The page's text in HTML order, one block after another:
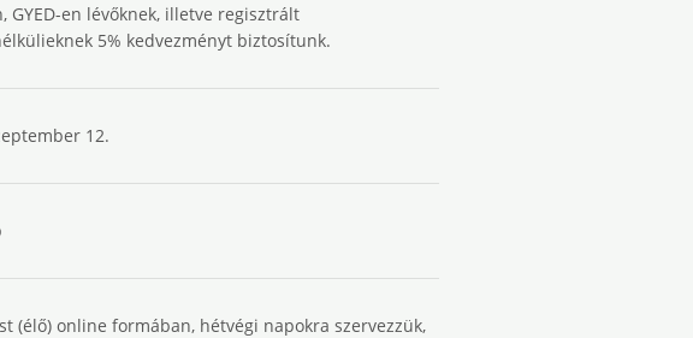
GYED-en lévőknek, illetve regisztrált
5% kedvezményt biztosítunk.
12.
(élő) online formában, hétvégi napokra szervezzük,